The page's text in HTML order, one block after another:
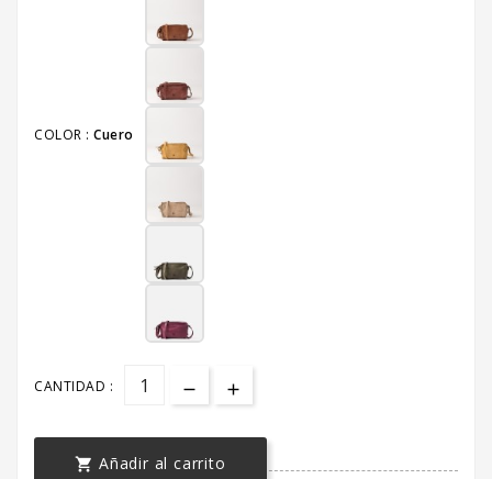
COLOR : Cuero
CANTIDAD :
 Añadir al carrito